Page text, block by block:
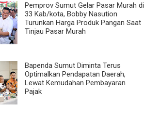
Pemprov Sumut Gelar Pasar Murah di
33 Kab/kota, Bobby Nasution
Turunkan Harga Produk Pangan Saat
Tinjau Pasar Murah
Bapenda Sumut Diminta Terus
Optimalkan Pendapatan Daerah,
Lewat Kemudahan Pembayaran
Pajak